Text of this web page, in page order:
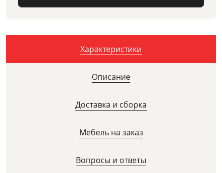
Характеристики
Описание
Доставка и сборка
Мебель на заказ
Вопросы и ответы